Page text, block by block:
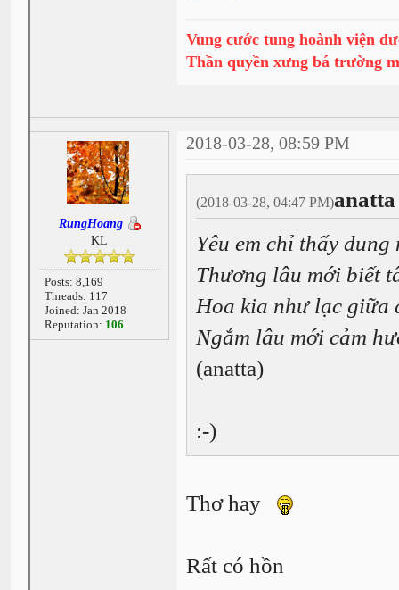
Vung cước tung hoành viện
Thần quyền xưng bá trường
RungHoang
KL
Posts: 8,169
Threads: 117
Joined: Jan 2018
Reputation: 106
2018-03-28, 08:59 PM
(2018-03-28, 04:47 PM)
Yêu em chỉ thấy dung
Thương lâu mới biết
Hoa kia như lạc giữa
Ngắm lâu mới cảm
(anatta)
:-)
Thơ hay
Rất có hồn